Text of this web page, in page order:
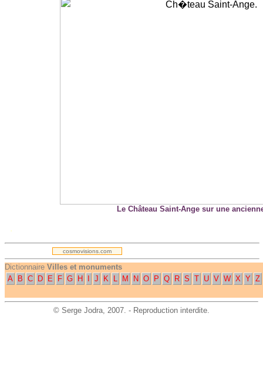
Le Château Saint-Ange sur une
.
cosmovisions.com
Dictionnaire Villes et monuments
A
B C D E F G H J K L M N O P Q R S T U V W X Y Z
© Serge Jodra, 2007. - Reproduction interdite.